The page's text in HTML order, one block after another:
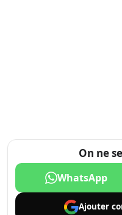
On ne
WhatsApp
Ajouter